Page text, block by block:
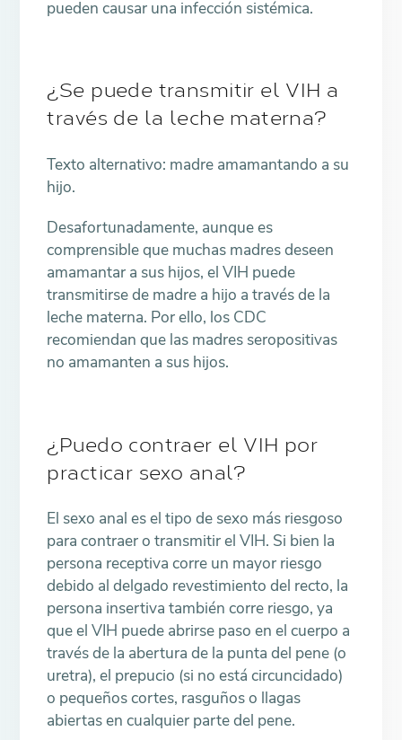
pueden causar una infección sistémica.
¿Se puede transmitir el VIH a
través de la leche materna?
Texto alternativo: madre amamantando a su
hijo.
Desafortunadamente, aunque es
comprensible que muchas madres deseen
amamantar a sus hijos, el VIH puede
transmitirse de madre a hijo a través de la
leche materna. Por ello, los CDC
recomiendan que las madres seropositivas
no amamanten a sus hijos.
¿Puedo contraer el VIH por
practicar sexo anal?
El sexo anal es el tipo de sexo más riesgoso
para contraer o transmitir el VIH. Si bien la
persona receptiva corre un mayor riesgo
debido al delgado revestimiento del recto, la
persona insertiva también corre riesgo, ya
que el VIH puede abrirse paso en el cuerpo a
través de la abertura de la punta del pene (o
uretra), el prepucio (si no está circuncidado)
o pequeños cortes, rasguños o llagas
abiertas en cualquier parte del pene.